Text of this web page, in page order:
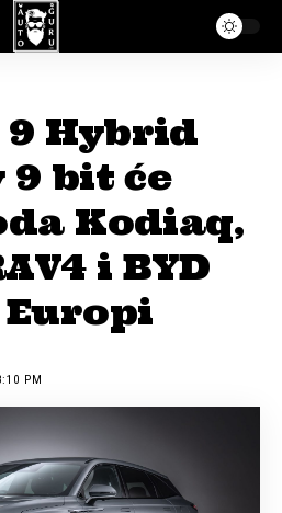
9 Hybrid
9 bit će
Kodiaq,
i BYD
Europi
PM